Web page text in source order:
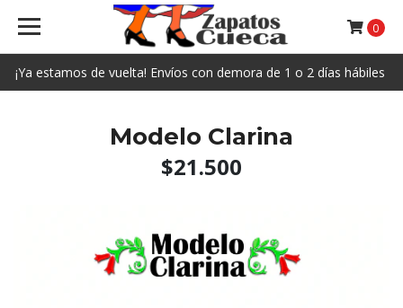
¡Ya estamos de vuelta! Envíos con demora de 1 o 2 días hábiles
0
Modelo Clarina
$21.500